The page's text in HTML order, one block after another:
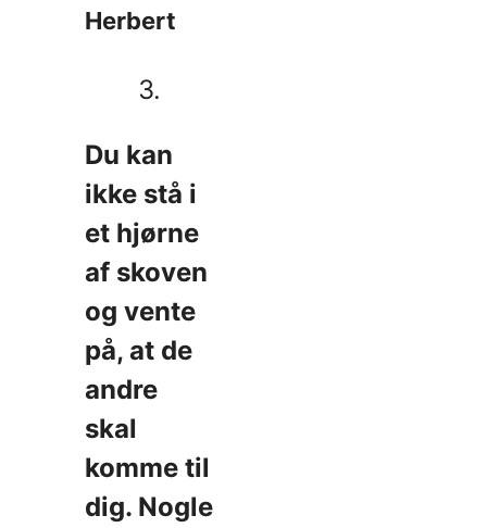
Herbert
3.
Du kan
ikke stå i
et hjørne
af skoven
og vente
på, at de
andre
skal
komme til
dig. Nogle